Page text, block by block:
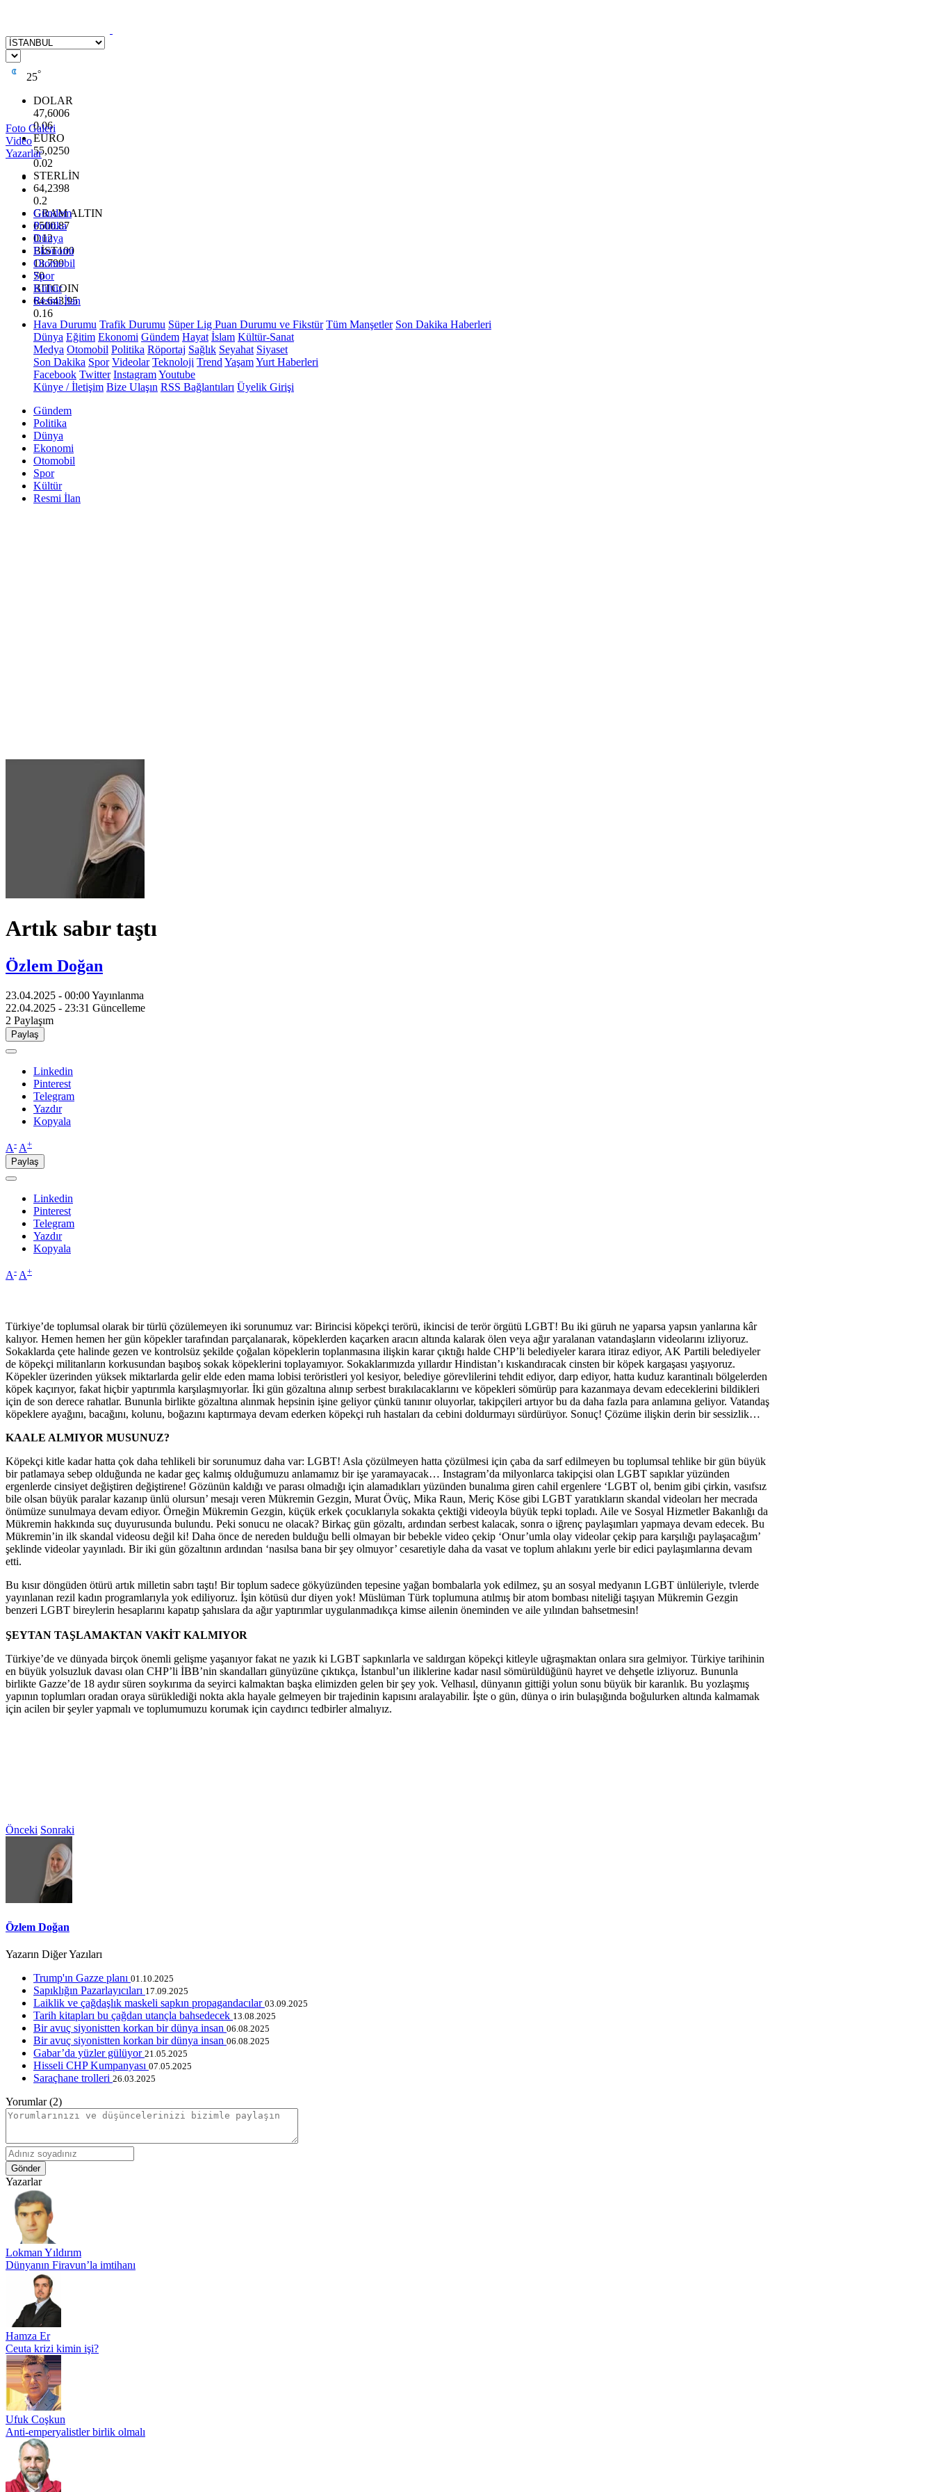
25°
DOLAR
47,6006
0.06
EURO
55,0250
0.02
STERLİN
64,2398
0.2
GRAM ALTIN
6500.87
0.12
BİST100
13.799
70
BITCOIN
64.643,95
0.16
Foto Galeri
Video
Yazarlar
Gündem
Politika
Dünya
Ekonomi
Otomobil
Spor
Kültür
Resmi İlan
Hava Durumu Trafik Durumu Süper Lig Puan Durumu ve Fikstür Tüm Manşetler Son Dakika Haberleri
Dünya Eğitim Ekonomi Gündem Hayat İslam Kültür-Sanat
Medya Otomobil Politika Röportaj Sağlık Seyahat Siyaset
Son Dakika Spor Videolar Teknoloji Trend YaşamYurt Haberleri
Facebook Twitter InstagramYoutube
Künye / İletişim Bize Ulaşın RSS Bağlantıları Üyelik Girişi
Gündem
Politika
Dünya
Ekonomi
Otomobil
Spor
Kültür
Resmi İlan
Artık sabır taştı
Özlem Doğan
23.04.2025 - 00:00Yayınlanma
22.04.2025 - 23:31 Güncelleme
2 Paylaşım
Paylaş
Linkedin
Pinterest
Telegram
Yazdır
Kopyala
A- A+
Paylaş
Linkedin
Pinterest
Telegram
Yazdır
Kopyala
A- A+
Türkiye’de toplumsal olarak bir türlü çözülemeyen iki sorunumuz var: Birincisi köpekçi terörü, ikincisi de terör örgütü LGBT! Bu iki güruh ne yaparsa yapsın yanlarına kâr
kalıyor. Hemen hemen her gün köpekler tarafından parçalanarak, köpeklerden kaçarken aracın altında kalarak ölen veya ağır yaralanan vatandaşların videolarını izliyoruz.
Sokaklarda çete halinde gezen ve kontrolsüz şekilde çoğalan köpeklerin toplanmasına ilişkin karar çıktığı halde CHP’li belediyeler karara itiraz ediyor, AK Partili belediyeler
de köpekçi militanların korkusundan başıboş sokak köpeklerini toplayamıyor. Sokaklarımızda yıllardır Hindistan’ı kıskandıracak cinsten bir köpek kargaşası yaşıyoruz.
Köpekler üzerinden yüksek miktarlarda gelir elde eden mama lobisi teröristleri yol kesiyor, belediye görevlilerini tehdit ediyor, darp ediyor, hatta kuduz karantinalı bölgelerden
köpek kaçırıyor, fakat hiçbir yaptırımla karşılaşmıyorlar. İki gün gözaltına alınıp serbest bırakılacaklarını ve köpekleri sömürüp para kazanmaya devam edeceklerini bildikleri
için de son derece rahatlar. Bununla birlikte gözaltına alınmak hepsinin işine geliyor çünkü tanınır oluyorlar, takipçileri artıyor bu da daha fazla para anlamına geliyor. Vatandaş
köpeklere ayağını, bacağını, kolunu, boğazını kaptırmaya devam ederken köpekçi ruh hastaları da cebini doldurmayı sürdürüyor. Sonuç! Çözüme ilişkin derin bir sessizlik…
KAALE ALMIYOR MUSUNUZ?
Köpekçi kitle kadar hatta çok daha tehlikeli bir sorunumuz daha var: LGBT! Asla çözülmeyen hatta çözülmesi için çaba da sarf edilmeyen bu toplumsal tehlike bir gün büyük
bir patlamaya sebep olduğunda ne kadar geç kalmış olduğumuzu anlamamız bir işe yaramayacak… Instagram’da milyonlarca takipçisi olan LGBT sapıklar yüzünden
ergenlerde cinsiyet değiştiren değiştirene! Gözünün kaldığı ve parası olmadığı için alamadıkları yüzünden bunalıma giren cahil ergenlere ‘LGBT ol, benim gibi çirkin, vasıfsız
bile olsan büyük paralar kazanıp ünlü olursun’ mesajı veren Mükremin Gezgin, Murat Övüç, Mika Raun, Meriç Köse gibi LGBT yaratıkların skandal videoları her mecrada
önümüze sunulmaya devam ediyor. Örneğin Mükremin Gezgin, küçük erkek çocuklarıyla sokakta çektiği videoyla büyük tepki topladı. Aile ve Sosyal Hizmetler Bakanlığı da
Mükremin hakkında suç duyurusunda bulundu. Peki sonucu ne olacak? Birkaç gün gözaltı, ardından serbest kalacak, sonra o iğrenç paylaşımları yapmaya devam edecek. Bu
Mükremin’in ilk skandal videosu değil ki! Daha önce de nereden bulduğu belli olmayan bir bebekle video çekip ‘Onur’umla olay videolar çekip para karşılığı paylaşacağım’
şeklinde videolar yayınladı. Bir iki gün gözaltının ardından ‘nasılsa bana bir şey olmuyor’ cesaretiyle daha da vasat ve toplum ahlakını yerle bir edici paylaşımlarına devam
etti.
Bu kısır döngüden ötürü artık milletin sabrı taştı! Bir toplum sadece gökyüzünden tepesine yağan bombalarla yok edilmez, şu an sosyal medyanın LGBT ünlüleriyle, tvlerde
yayınlanan rezil kadın programlarıyla yok ediliyoruz. İşin kötüsü dur diyen yok! Müslüman Türk toplumuna atılmış bir atom bombası niteliği taşıyan Mükremin Gezgin
benzeri LGBT bireylerin hesaplarını kapatıp şahıslara da ağır yaptırımlar uygulanmadıkça kimse ailenin öneminden ve aile yılından bahsetmesin!
ŞEYTAN TAŞLAMAKTAN VAKİT KALMIYOR
Türkiye’de ve dünyada birçok önemli gelişme yaşanıyor fakat ne yazık ki LGBT sapkınlarla ve saldırgan köpekçi kitleyle uğraşmaktan onlara sıra gelmiyor. Türkiye tarihinin
en büyük yolsuzluk davası olan CHP’li İBB’nin skandalları günyüzüne çıktıkça, İstanbul’un iliklerine kadar nasıl sömürüldüğünü hayret ve dehşetle izliyoruz. Bununla
birlikte Gazze’de 18 aydır süren soykırıma da seyirci kalmaktan başka elimizden gelen bir şey yok. Velhasıl, dünyanın gittiği yolun sonu büyük bir karanlık. Bu yozlaşmış
yapının toplumları oradan oraya sürüklediği nokta akla hayale gelmeyen bir trajedinin kapısını aralayabilir. İşte o gün, dünya o irin bulaşığında boğulurken altında kalmamak
için acilen bir şeyler yapmalı ve toplumumuzu korumak için caydırıcı tedbirler almalıyız.
Önceki Sonraki
Özlem Doğan
Yazarın Diğer Yazıları
Trump'ın Gazze planı 01.10.2025
Sapıklığın Pazarlayıcıları 17.09.2025
Laiklik ve çağdaşlık maskeli sapkın propagandacılar 03.09.2025
Tarih kitapları bu çağdan utançla bahsedecek 13.08.2025
Bir avuç siyonistten korkan bir dünya insan 06.08.2025
Bir avuç siyonistten korkan bir dünya insan 06.08.2025
Gabar’da yüzler gülüyor 21.05.2025
Hisseli CHP Kumpanyası 07.05.2025
Saraçhane trolleri 26.03.2025
Yorumlar (2)
Gönder
Yazarlar
Lokman Yıldırım
Dünyanın Firavun’la imtihanı
Hamza Er
Ceuta krizi kimin işi?
Ufuk Coşkun
Anti-emperyalistler birlik olmalı